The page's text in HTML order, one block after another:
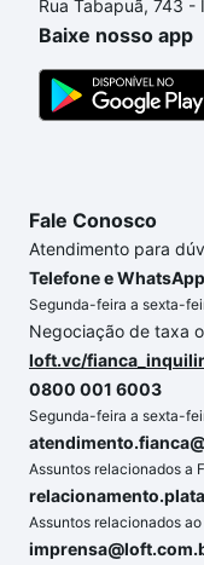
um apartamento
o imóvel dos seus
conforto. Loft,
Rua Tabapuã, 743 -
Baixe nosso app
Fale Conosco
Atendimento para
Telefone e
Segunda-feira a sexta-
Negociação de taxa
loft.vc/
0800 001 6003
Segunda-feira a sexta-
Assuntos relacionados a
Assuntos relacionados